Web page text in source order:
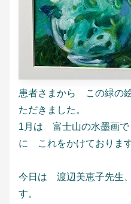
患者さまから この緑の
ただきました。
1月は 富士山の水墨画
に これをかけております
今日は 渡辺美恵子先生
す。